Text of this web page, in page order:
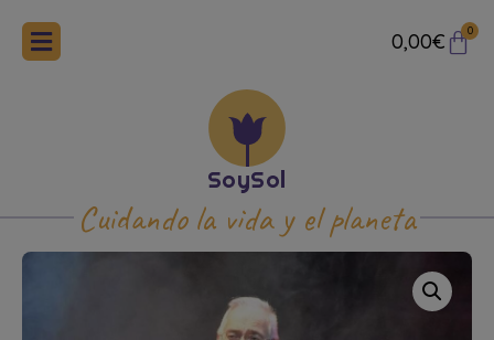
0,00€ 0
Cuidando la vida y el planeta